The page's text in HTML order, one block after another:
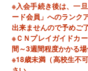
※入会手続き後は、一
ード会員」へのランク
出来ませんので予めご
※ＣＮプレイガイドカ
間～3週間程度かかる場
※18歳未満（高校生不